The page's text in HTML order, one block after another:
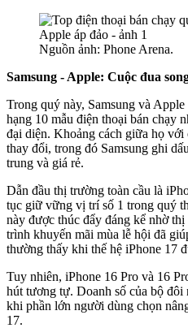
Nguồn ảnh: Phone Arena.
Samsung - Apple: Cuộc đua
Trong quý này, Samsung và
hạng 10 mẫu điện thoại bán chạy
đại diện. Khoảng cách giữa họ
thay đổi, trong đó Samsung ghi
trung và giá rẻ.
Dẫn đầu thị trường toàn cầu là
tục giữ vững vị trí số 1 trong quý
này được thúc đẩy đáng kể nhờ
trình khuyến mãi mùa lễ hội đã
thường thấy khi thế hệ iPhone 17
Tuy nhiên, iPhone 16 Pro và 16
hút tương tự. Doanh số của bộ
khi phần lớn người dùng chọn
17.